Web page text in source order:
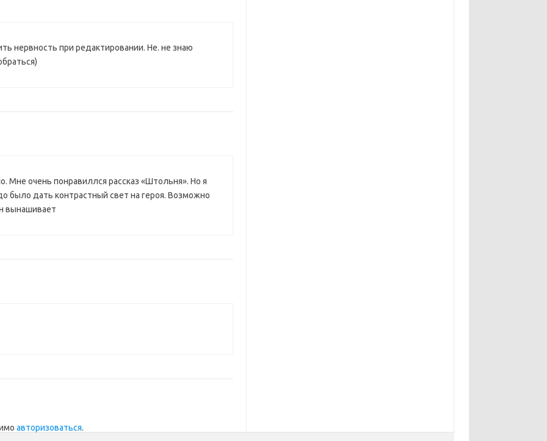
нервность при редактировании. Не. не знаю
Мне очень понравиллся рассказ «Штольня». Но я
было дать контрастный свет на героя. Возможно
вынашивает
авторизоваться.